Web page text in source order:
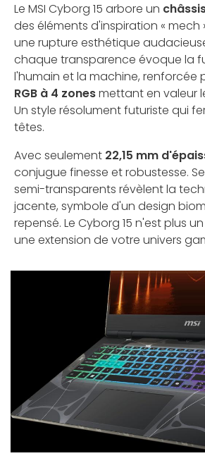
Le MSI Cyborg 15 arbore un
des éléments d'inspiration « mech
une rupture esthétique
chaque transparence évoque la
l'humain et la machine, renforcée
RGB à 4 zonesmettant en valeur
Un style résolument futuriste qui
têtes.
Avec seulement 22,15 mm
conjugue finesse et robustesse.
semi-transparents révèlent la
jacente, symbole d'un design
repensé. Le Cyborg 15 n'est plus
une extension de votre univers